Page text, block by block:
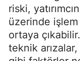
riski,
üzerinde
ortaya çıkabilir.
teknik arızalar,